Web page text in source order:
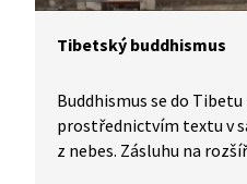
Tibetský buddhismus
Buddhismus se do
prostřednictvím textu v
z nebes. Zásluhu na